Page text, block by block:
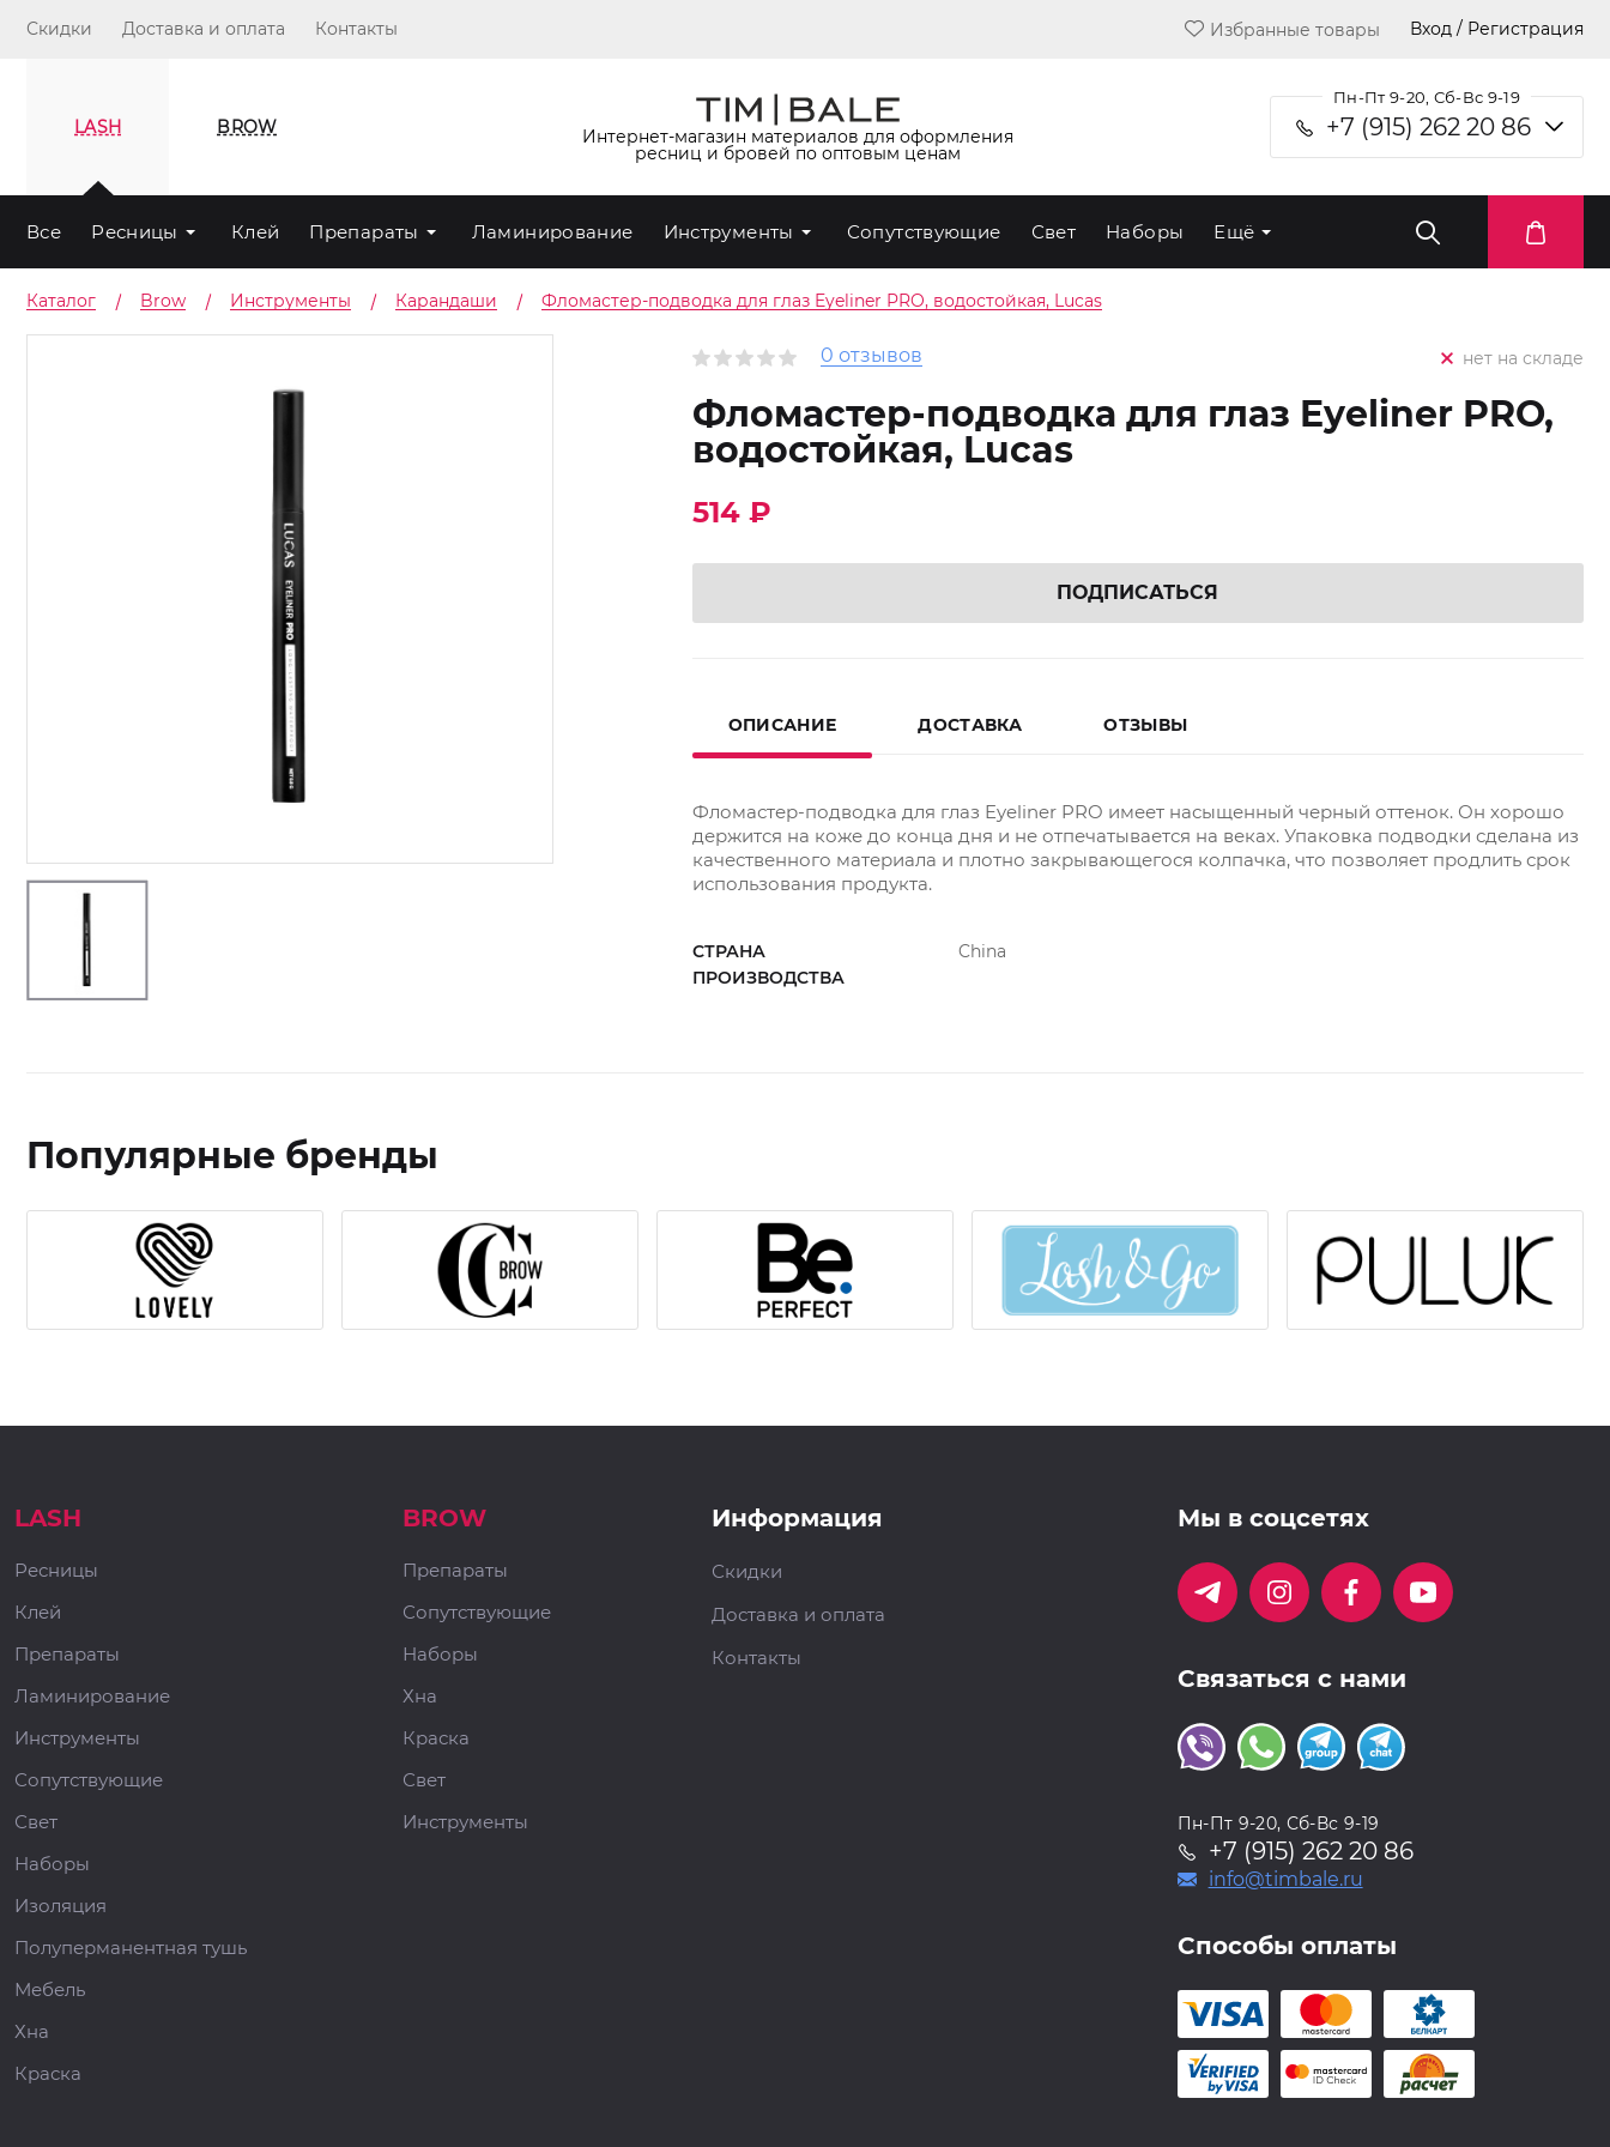
Скидки Доставка и оплата Контакты Избранные товары Вход / Регистрация
LASH BROW Интернет-магазин материалов для оформления
ресниц и бровей по оптовым ценам
Пн-Пт 9-20, Сб-Вс 9-19
+7 (915) 262 20 86
Все Ресницы Клей Препараты Ламинирование Инструменты Сопутствующие Свет Наборы Ещё
Каталог Brow Инструменты Карандаши Фломастер-подводка для глаз Eyeliner PRO, водостойкая, Lucas
0 отзывов нет на складе
Фломастер-подводка для глаз Eyeliner PRO,
водостойкая, Lucas
514 ₽
ПОДПИСАТЬСЯ
ОПИСАНИЕ ДОСТАВКА ОТЗЫВЫ
Фломастер-подводка для глаз Eyeliner PRO имеет насыщенный черный оттенок. Он хорошо
держится на коже до конца дня и не отпечатывается на веках. Упаковка подводки сделана из
качественного материала и плотно закрывающегося колпачка, что позволяет продлить срок
использования продукта.
СТРАНА
ПРОИЗВОДСТВА
China
Популярные бренды
LASH
Ресницы
Клей
Препараты
Ламинирование
Инструменты
Сопутствующие
Свет
Наборы
Изоляция
Полуперманентная тушь
Мебель
Хна
Краска
BROW
Препараты
Сопутствующие
Наборы
Хна
Краска
Свет
Инструменты
Информация
Скидки
Доставка и оплата
Контакты
Мы в соцсетях
Связаться с нами
Пн-Пт 9-20, Сб-Вс 9-19
+7 (915) 262 20 86
info@timbale.ru
Способы оплаты